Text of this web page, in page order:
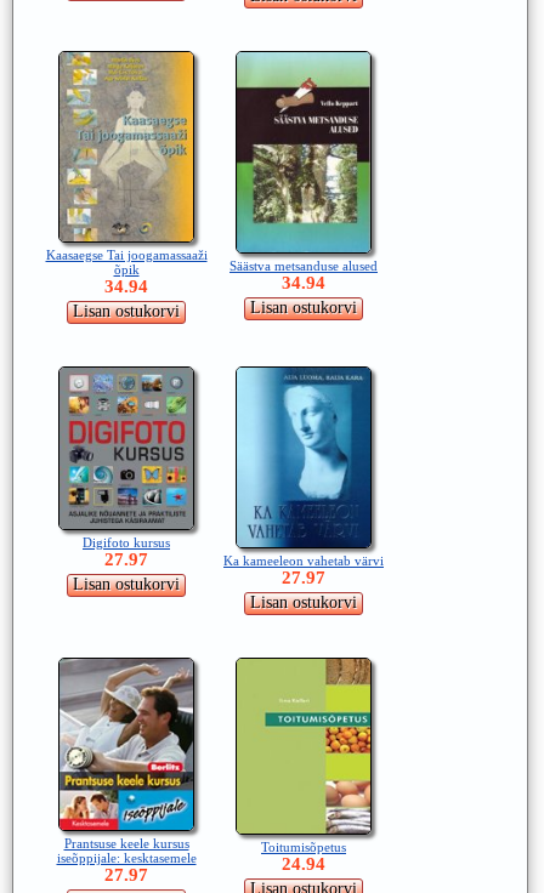
Kaasaegse Tai joogamassaaži
õpik
34.94
Säästva metsanduse alused
34.94
Digifoto kursus
27.97 Ka kameeleon vahetab värvi
27.97
Prantsuse keele kursus
iseõppijale: kesktasemele
27.97
Toitumisõpetus
24.94